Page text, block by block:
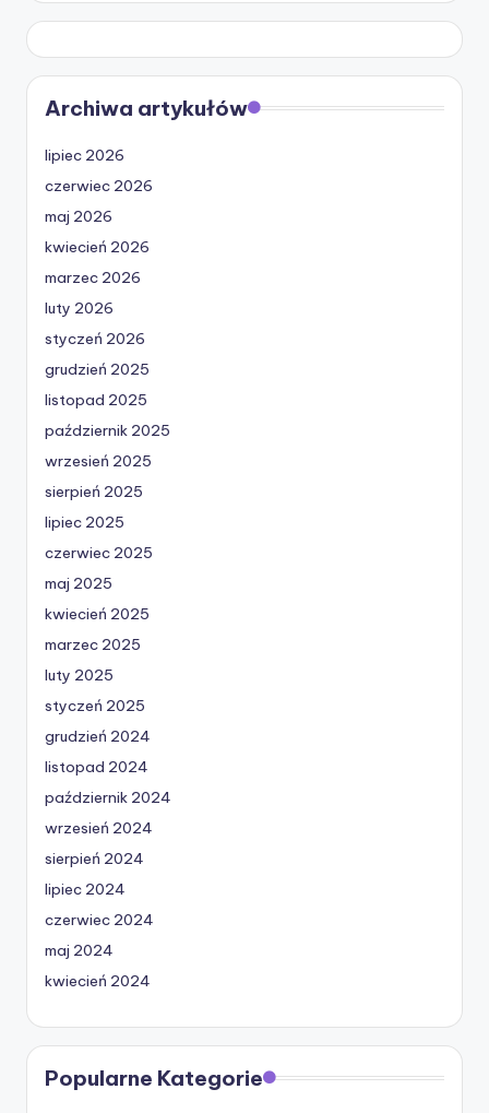
Archiwa artykułów
lipiec 2026
czerwiec 2026
maj 2026
kwiecień 2026
marzec 2026
luty 2026
styczeń 2026
grudzień 2025
listopad 2025
październik 2025
wrzesień 2025
sierpień 2025
lipiec 2025
czerwiec 2025
maj 2025
kwiecień 2025
marzec 2025
luty 2025
styczeń 2025
grudzień 2024
listopad 2024
październik 2024
wrzesień 2024
sierpień 2024
lipiec 2024
czerwiec 2024
maj 2024
kwiecień 2024
Popularne Kategorie